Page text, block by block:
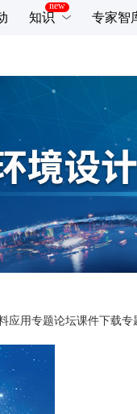
知识 专家智
用专题论坛课件下载